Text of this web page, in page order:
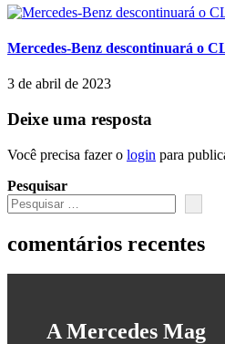
Mercedes-Benz descontinuará o
3 de abril de 2023
Deixe uma resposta
Você precisa fazer o login para
Pesquisar
comentários recentes
A Mercedes Mag